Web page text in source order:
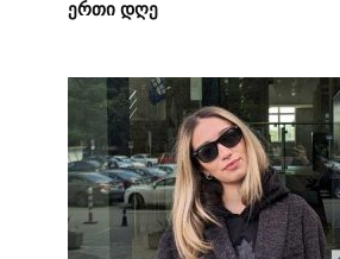
ერთი დღე